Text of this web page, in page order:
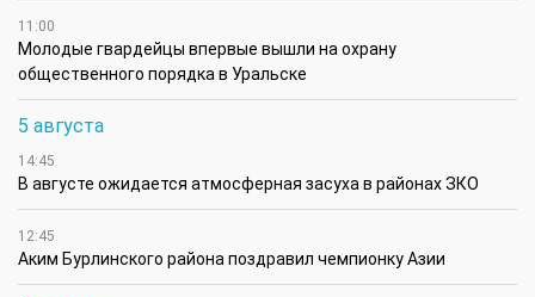
11:00
Молодые гвардейцы впервые вышли на охрану
общественного порядка в Уральске
5 августа
14:45
В августе ожидается атмосферная засуха в районах ЗКО
12:45
Аким Бурлинского района поздравил чемпионку Азии